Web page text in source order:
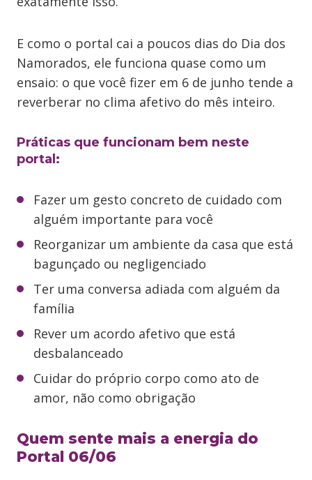
E como o portal cai a poucos dias do Dia dos
Namorados, ele funciona quase como um
ensaio: o que você fizer em 6 de junho tende a
reverberar no clima afetivo do mês inteiro.
Práticas que funcionam bem neste
portal:
Fazer um gesto concreto de cuidado com
alguém importante para você
Reorganizar um ambiente da casa que está
bagunçado ou negligenciado
Ter uma conversa adiada com alguém da
família
Rever um acordo afetivo que está
desbalanceado
Cuidar do próprio corpo como ato de
amor, não como obrigação
Quem sente mais a energia do
Portal 06/06